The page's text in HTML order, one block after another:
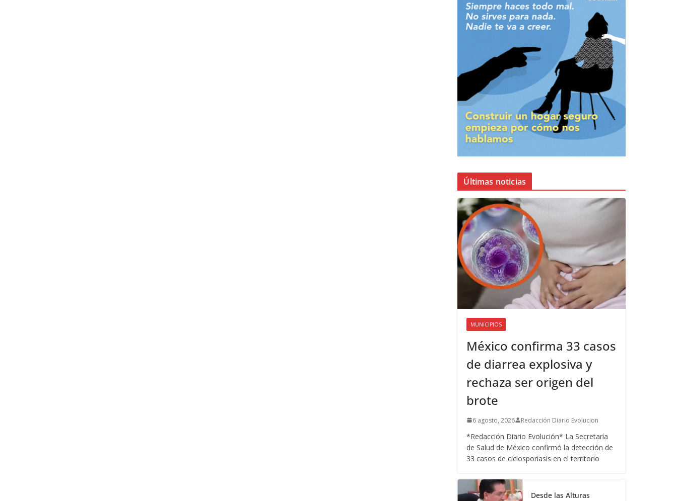
Últimas noticias
MUNICIPIOS
México confirma 33 casos
de diarrea explosiva y
rechaza ser origen del
brote
6 agosto, 2026 Redacción Diario Evolucion
*Redacción Diario Evolución* La Secretaría
de Salud de México confirmó la detección de
33 casos de ciclosporiasis en el territorio
Desde las Alturas